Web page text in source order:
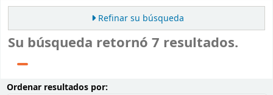
Refinar su búsqueda
Su búsqueda retornó 7 resultados.
Ordenar resultados por: